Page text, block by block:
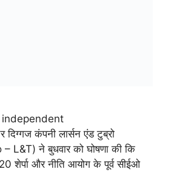
कंपनी लार्सन एंड टुब्रो
L&T) ने बुधवार को घोषणा की कि
शेर्पा और नीति आयोग के पूर्व सीईओ